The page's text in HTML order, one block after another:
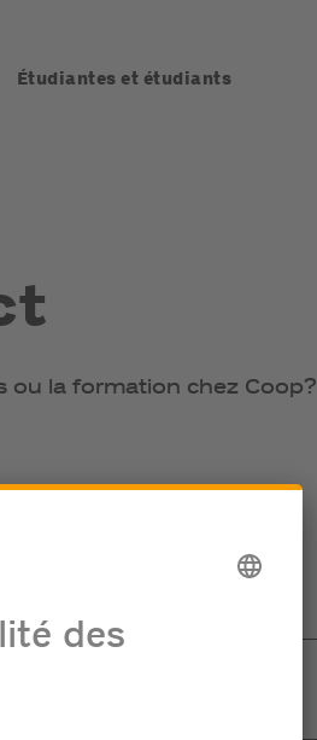
Étudiantes et étudiants
ou la formation chez Coop?